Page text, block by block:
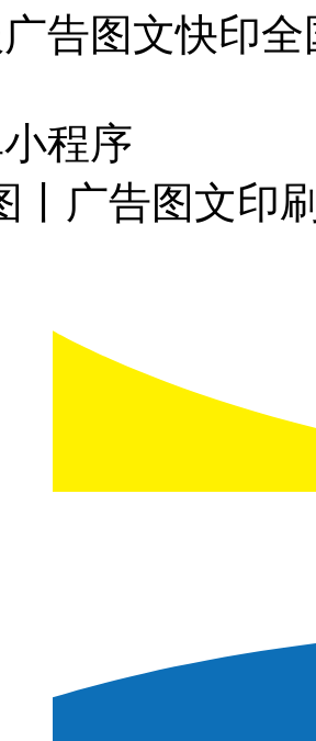
告图文快印全
程序
丨广告图文印